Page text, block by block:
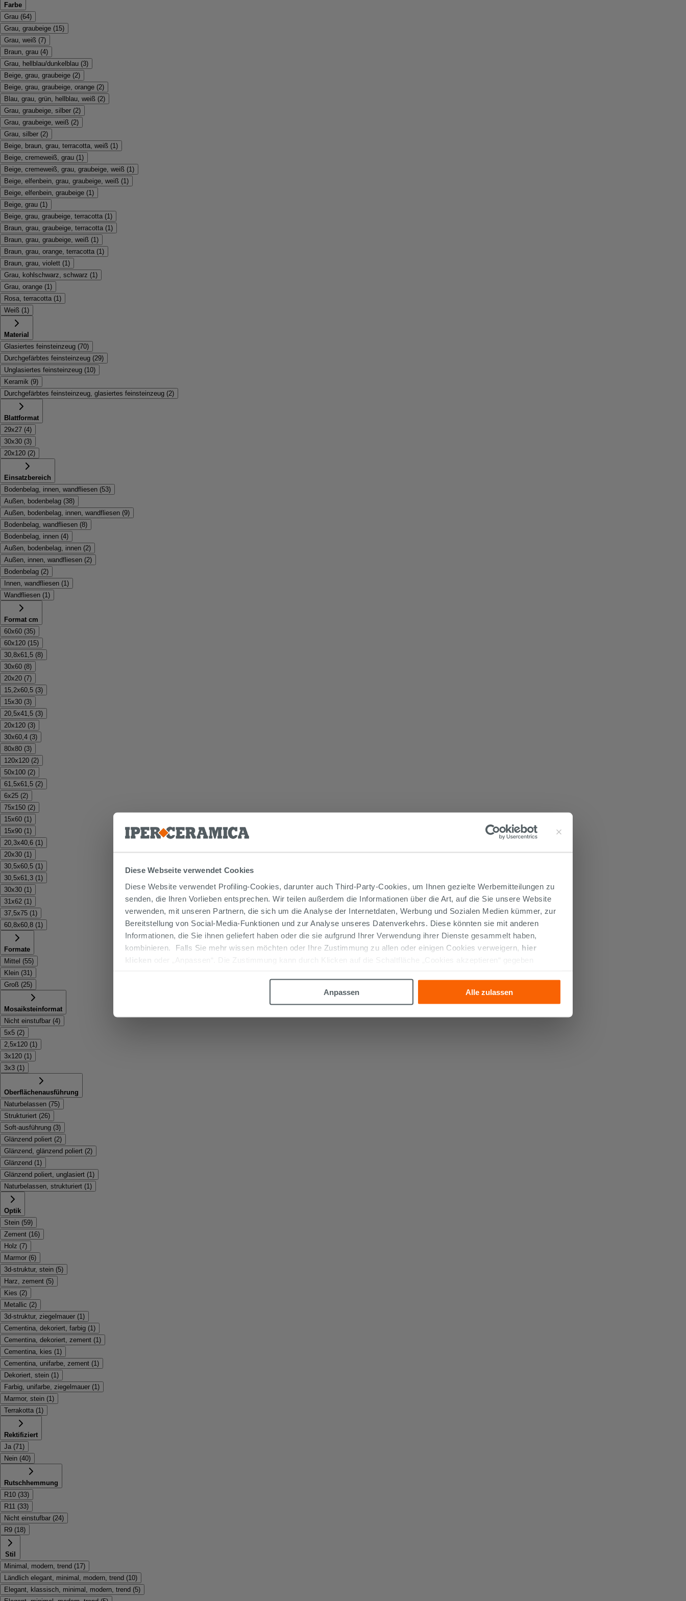
Diese Webseite verwendet Cookies
Diese Website verwendet Profiling-Cookies, darunter auch Third-Party-Cookies, um Ihnen gezielte Werbemitteilungen zu
senden, die Ihren Vorlieben entsprechen. Wir teilen außerdem die Informationen über die Art, auf die Sie unsere Website
verwenden, mit unseren Partnern, die sich um die Analyse der Internetdaten, Werbung und Sozialen Medien kümmer, zur
Bereitstellung von Social-Media-Funktionen und zur Analyse unseres Datenverkehrs. Diese könnten sie mit anderen
Informationen, die Sie ihnen geliefert haben oder die sie aufgrund Ihrer Verwendung ihrer Dienste gesammelt haben,
kombinieren. Falls Sie mehr wissen möchten oder Ihre Zustimmung zu allen oder einigen Cookies verweigern, hier
klicken
oder „Anpassen“. Die Zustimmung kann durch Klicken auf die Schaltfläche „Cookies akzeptieren“ gegeben
Anpassen
Alle zulassen
Farbe
Grau (64)
Grau, graubeige (15)
Grau, weiß (7)
Braun, grau (4)
Grau, hellblau/dunkelblau (3)
Beige, grau, graubeige (2)
Beige, grau, graubeige, orange (2)
Blau, grau, grün, hellblau, weiß (2)
Grau, graubeige, silber (2)
Grau, graubeige, weiß (2)
Grau, silber (2)
Beige, braun, grau, terracotta, weiß (1)
Beige, cremeweiß, grau (1)
Beige, cremeweiß, grau, graubeige, weiß (1)
Beige, elfenbein, grau, graubeige, weiß (1)
Beige, elfenbein, graubeige (1)
Beige, grau (1)
Beige, grau, graubeige, terracotta (1)
Braun, grau, graubeige, terracotta (1)
Braun, grau, graubeige, weiß (1)
Braun, grau, orange, terracotta (1)
Braun, grau, violett (1)
Grau, kohlschwarz, schwarz (1)
Grau, orange (1)
Rosa, terracotta (1)
Weiß (1)
Material
Glasiertes feinsteinzeug (70)
Durchgefärbtes feinsteinzeug (29)
Unglasiertes feinsteinzeug (10)
Keramik (9)
Durchgefärbtes feinsteinzeug, glasiertes feinsteinzeug (2)
Blattformat
29x27 (4)
30x30 (3)
20x120 (2)
Einsatzbereich
Bodenbelag, innen, wandfliesen (53)
Außen, bodenbelag (38)
Außen, bodenbelag, innen, wandfliesen (9)
Bodenbelag, wandfliesen (8)
Bodenbelag, innen (4)
Außen, bodenbelag, innen (2)
Außen, innen, wandfliesen (2)
Bodenbelag (2)
Innen, wandfliesen (1)
Wandfliesen (1)
Format cm
60x60 (35)
60x120 (15)
30,8x61,5 (8)
30x60 (8)
20x20 (7)
15,2x60,5 (3)
15x30 (3)
20,5x41,5 (3)
20x120 (3)
30x60,4 (3)
80x80 (3)
120x120 (2)
50x100 (2)
61,5x61,5 (2)
6x25 (2)
75x150 (2)
15x60 (1)
15x90 (1)
20,3x40,6 (1)
20x30 (1)
30,5x60,5 (1)
30,5x61,3 (1)
30x30 (1)
31x62 (1)
37,5x75 (1)
60,8x60,8 (1)
Formate
Mittel (55)
Klein (31)
Groß (25)
Mosaiksteinformat
Nicht einstufbar (4)
5x5 (2)
2,5x120 (1)
3x120 (1)
3x3 (1)
Oberflächenausführung
Naturbelassen (75)
Strukturiert (26)
Soft-ausführung (3)
Glänzend poliert (2)
Glänzend, glänzend poliert (2)
Glänzend (1)
Glänzend poliert, unglasiert (1)
Naturbelassen, strukturiert (1)
Optik
Stein (59)
Zement (16)
Holz (7)
Marmor (6)
3d-struktur, stein (5)
Harz, zement (5)
Kies (2)
Metallic (2)
3d-struktur, ziegelmauer (1)
Cementina, dekoriert, farbig (1)
Cementina, dekoriert, zement (1)
Cementina, kies (1)
Cementina, unifarbe, zement (1)
Dekoriert, stein (1)
Farbig, unifarbe, ziegelmauer (1)
Marmor, stein (1)
Terrakotta (1)
Rektifiziert
Ja (71)
Nein (40)
Rutschhemmung
R10 (33)
R11 (33)
Nicht einstufbar (24)
R9 (18)
Stil
Minimal, modern, trend (17)
Ländlich elegant, minimal, modern, trend (10)
Elegant, klassisch, minimal, modern, trend (5)